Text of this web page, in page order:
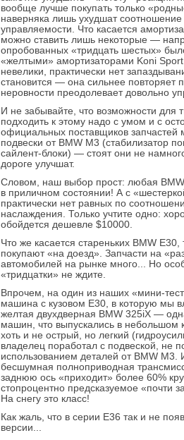
вообще лучше покупать только
наверняка лишь ухудшат соотношение
управляемости. Что касается
можно ставить лишь некоторые —
опробованных «тридцать шестых»
«желтыми» амортизаторами Koni
невелики, практически нет
становится — она сильнее повторяет
неровности преодолевает довольно
И не забывайте, что возможности для
подходить к этому надо с умом и с
официальных поставщиков запчастей
подвески от BMW M3 (стабилизатор
сайлент-блоки) — стоят они не
дороге улучшат.
Словом, наш выбор прост: любая BMW
в приличном состоянии! А с
практически нет равных по
наслаждения. Только учтите одно:
обойдется дешевле $10000.
Что же касается стареньких BMW
покупают «на доезд». Запчасти на
автомобилей на рынке много... Но
«тридцатки» не ждите.
Впрочем, на один из наших «мини-
машина с кузовом Е30, в которую мы
желтая двухдверная BMW 325iX —
машин, что выпускались в небольшом
хоть и не острый, но легкий
владелец поработал с подвеской, не
использованием деталей от BMW
бесшумная полноприводная
заднюю ось «приходит» более 60%
стопроцентно предсказуемое «почти
На снегу это класс!
Как жаль, что в серии Е36 так и не
версии...